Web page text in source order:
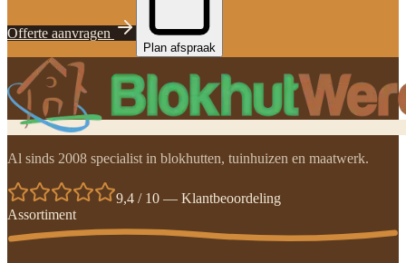
Offerte aanvragen
Plan afspraak
Al sinds 2008 specialist in blokhutten, tuinhuizen en maatwerk.
9,4 / 10 — Klantbeoordeling
Assortiment